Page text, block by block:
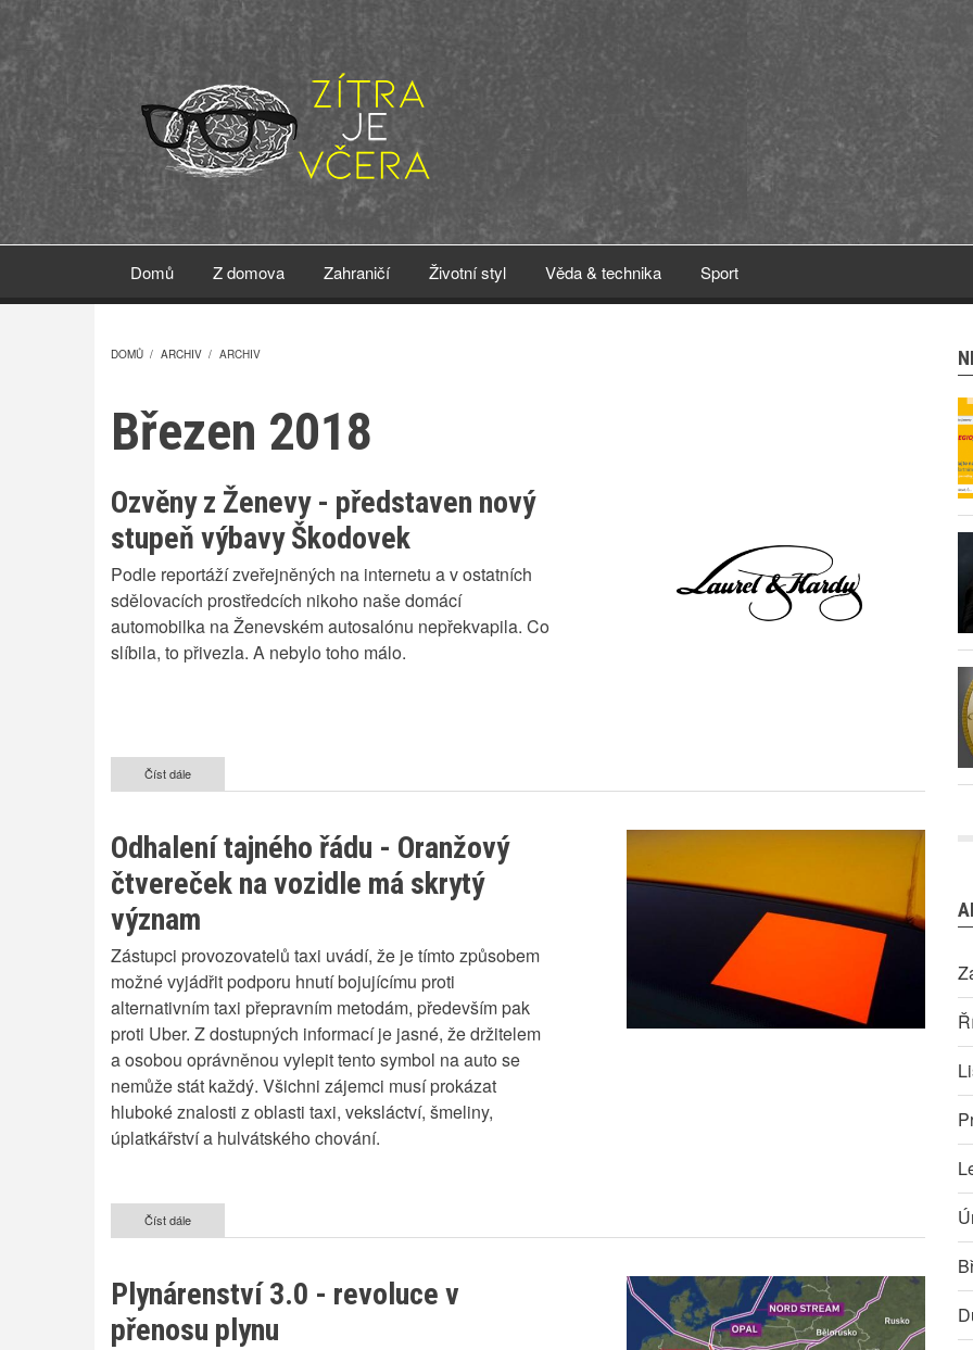
hlavnímu
Domů Z domova Zahraničí Životní styl Věda & technika Sport
NAVIGACE
DOMŮ / ARCHIV / ARCHIV
Březen 2018
Ozvěny z Ženevy - představen nový
stupeň výbavy Škodovek
Podle reportáží zveřejněných na internetu a v ostatních
sdělovacích prostředcích nikoho naše domácí
automobilka na Ženevském autosalónu nepřekvapila. Co
slíbila, to přivezla. A nebylo toho málo.
Číst dále
Ozvěny
-
představen
nový
výbavy
Odhalení tajného řádu - Oranžový
čtvereček na vozidle má skrytý
význam
Zástupci provozovatelů taxi uvádí, že je tímto způsobem
možné vyjádřit podporu hnutí bojujícímu proti
alternativním taxi přepravním metodám, především pak
proti Uber. Z dostupných informací je jasné, že držitelem
a osobou oprávněnou vylepit tento symbol na auto se
nemůže stát každý. Všichni zájemci musí prokázat
hluboké znalosti z oblasti taxi, veksláctví, šmeliny,
úplatkářství a hulvátského chování.
Číst dále
Odhalení
-
čtvereček
Plynárenství 3.0 - revoluce v
přenosu plynu